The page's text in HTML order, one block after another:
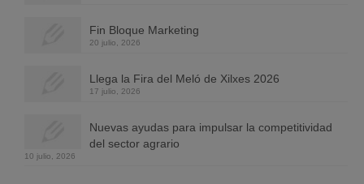
Fin Bloque Marketing
20 julio, 2026
Llega la Fira del Meló de Xilxes 2026
17 julio, 2026
Nuevas ayudas para impulsar la competitividad
del sector agrario
10 julio, 2026